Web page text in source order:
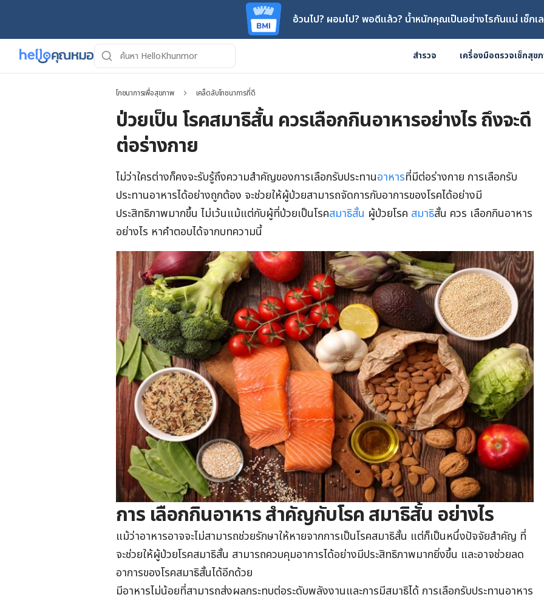
อ้วนไป? ผอมไป? พอดีแล้ว? น้ำหนักคุณเป็นอย่างไรกันแน่ เช็กเ
สำรวจ เครื่องมือตรวจเช็กสุข
โภชนาการเพื่อสุขภาพ เคล็ดลับโภชนาการที่ดี
ป่วยเป็น โรคสมาธิสั้น ควรเลือกกินอาหารอย่างไร ถึงจะดี
ต่อร่างกาย
ไม่ว่าใครต่างก็คงจะรับรู้ถึงความสำคัญของการเลือกรับประทานอาหารที่มีต่อร่างกาย การเลือกรับ
ประทานอาหารได้อย่างถูกต้อง จะช่วยให้ผู้ป่วยสามารถจัดการกับอาการของโรคได้อย่างมี
ประสิทธิภาพมากขึ้น ไม่เว้นแม้แต่กับผู้ที่ป่วยเป็นโรคสมาธิสั้น ผู้ป่วยโรค สมาธิสั้น ควร เลือกกินอาหาร
อย่างไร หาคำตอบได้จากบทความนี้
การ เลือกกินอาหาร สำคัญกับโรค สมาธิสั้น อย่างไร
แม้ว่าอาหารอาจจะไม่สามารถช่วยรักษาให้หายจากการเป็นโรคสมาธิสั้น แต่ก็เป็นหนึ่งปัจจัยสำคัญ ที่
จะช่วยให้ผู้ป่วยโรคสมาธิสั้น สามารถควบคุมอาการได้อย่างมีประสิทธิภาพมากยิ่งขึ้น และอาจช่วยลด
อาการของโรคสมาธิสั้นได้อีกด้วย
มีอาหารไม่น้อยที่สามารถส่งผลกระทบต่อระดับพลังงานและการมีสมาธิได้ การเลือกรับประทานอาหาร